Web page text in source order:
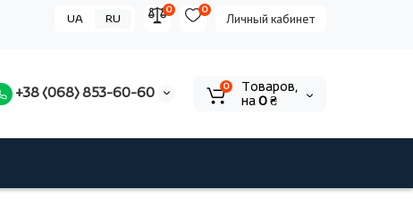
Личный кабинет
0
0
UA RU
+38 (068) 853-60-60 0
Tоваров,
на0 ₴